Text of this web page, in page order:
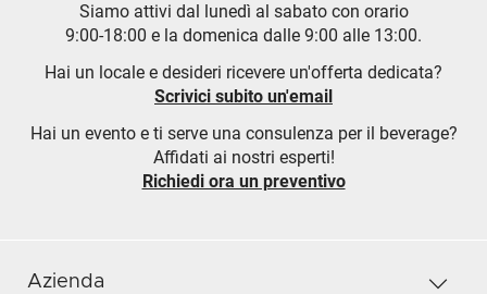
Siamo attivi dal lunedì al sabato con orario
9:00-18:00 e la domenica dalle 9:00 alle 13:00.
Hai un locale e desideri ricevere un'offerta dedicata?
Scrivici subito un'email
Hai un evento e ti serve una consulenza per il beverage?
Affidati ai nostri esperti!
Richiedi ora un preventivo
Azienda